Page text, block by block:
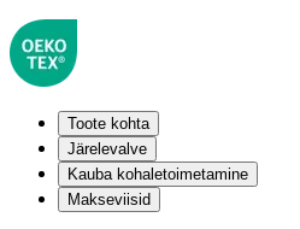
Toote kohta
Järelevalve
Kauba kohaletoimetamine
Makseviisid